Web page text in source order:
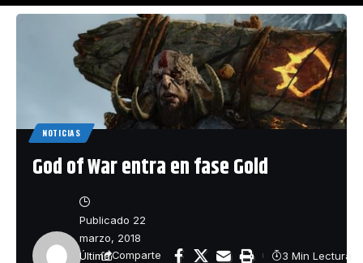
NOTICIAS
God of War entra en fase Gold
Última
Publicado 22
marzo, 2018
Comparte 3 Min Lectura